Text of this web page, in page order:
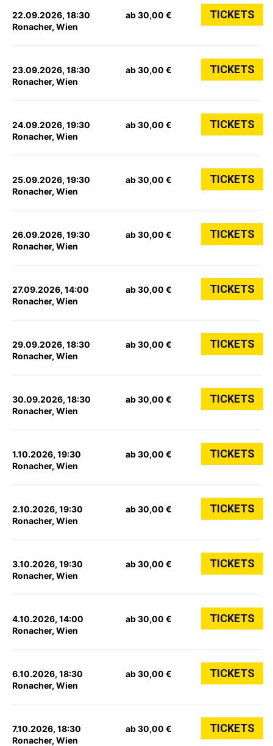
22.09.2026, 18:30
Ronacher, Wien
ab 30,00 € TICKETS
23.09.2026, 18:30
Ronacher, Wien
ab 30,00 € TICKETS
24.09.2026, 19:30
Ronacher, Wien
ab 30,00 € TICKETS
25.09.2026, 19:30
Ronacher, Wien
ab 30,00 € TICKETS
26.09.2026, 19:30
Ronacher, Wien
ab 30,00 € TICKETS
27.09.2026, 14:00
Ronacher, Wien
ab 30,00 € TICKETS
29.09.2026, 18:30
Ronacher, Wien
ab 30,00 € TICKETS
30.09.2026, 18:30
Ronacher, Wien
ab 30,00 € TICKETS
1.10.2026, 19:30
Ronacher, Wien
ab 30,00 € TICKETS
2.10.2026, 19:30
Ronacher, Wien
ab 30,00 € TICKETS
3.10.2026, 19:30
Ronacher, Wien
ab 30,00 € TICKETS
4.10.2026, 14:00
Ronacher, Wien
ab 30,00 € TICKETS
6.10.2026, 18:30
Ronacher, Wien
ab 30,00 € TICKETS
7.10.2026, 18:30
Ronacher, Wien
ab 30,00 € TICKETS